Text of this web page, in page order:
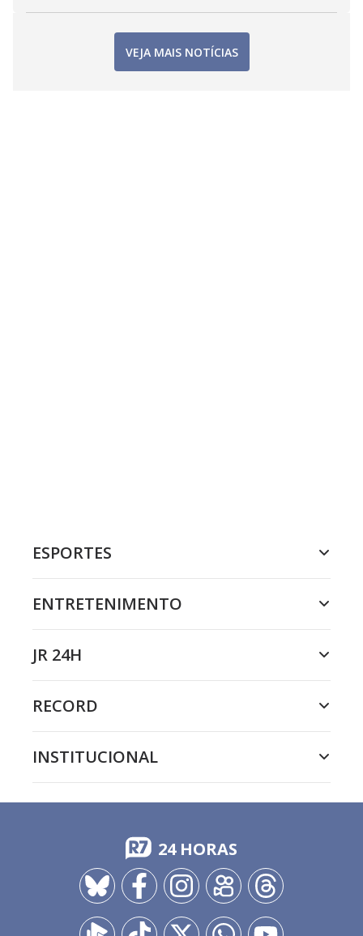
VEJA MAIS NOTÍCIAS
ESPORTES
ENTRETENIMENTO
JR 24H
RECORD
INSTITUCIONAL
24 HORAS